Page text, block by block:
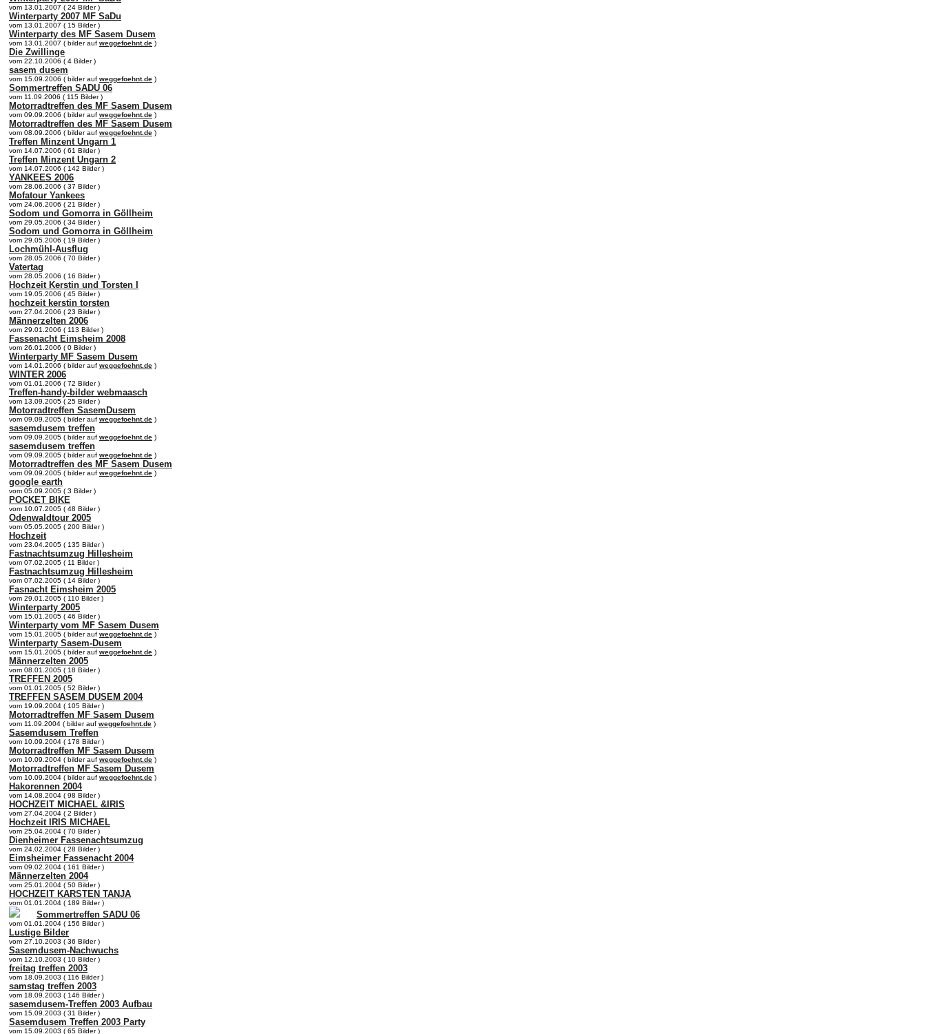
vom 13.01.2007 ( 24 Bilder )
Winterparty 2007 MF SaDu
vom 13.01.2007 ( 15 Bilder )
Winterparty des MF Sasem Dusem
vom 13.01.2007 ( bilder auf weggefoehnt.de )
Die Zwillinge
vom 22.10.2006 ( 4 Bilder )
sasem dusem
vom 15.09.2006 ( bilder auf weggefoehnt.de )
Sommertreffen SADU 06
vom 11.09.2006 ( 115 Bilder )
Motorradtreffen des MF Sasem Dusem
vom 09.09.2006 ( bilder auf weggefoehnt.de )
Motorradtreffen des MF Sasem Dusem
vom 08.09.2006 ( bilder auf weggefoehnt.de )
Treffen Minzent Ungarn 1
vom 14.07.2006 ( 61 Bilder )
Treffen Minzent Ungarn 2
vom 14.07.2006 ( 142 Bilder )
YANKEES 2006
vom 28.06.2006 ( 37 Bilder )
Mofatour Yankees
vom 24.06.2006 ( 21 Bilder )
Sodom und Gomorra in Göllheim
vom 29.05.2006 ( 34 Bilder )
Sodom und Gomorra in Göllheim
vom 29.05.2006 ( 19 Bilder )
Lochmühl-Ausflug
vom 28.05.2006 ( 70 Bilder )
Vatertag
vom 28.05.2006 ( 16 Bilder )
Hochzeit Kerstin und Torsten I
vom 19.05.2006 ( 45 Bilder )
hochzeit kerstin torsten
vom 27.04.2006 ( 23 Bilder )
Männerzelten 2006
vom 29.01.2006 ( 113 Bilder )
Fassenacht Eimsheim 2008
vom 26.01.2006 ( 0 Bilder )
Winterparty MF Sasem Dusem
vom 14.01.2006 ( bilder auf weggefoehnt.de )
WINTER 2006
vom 01.01.2006 ( 72 Bilder )
Treffen-handy-bilder webmaasch
vom 13.09.2005 ( 25 Bilder )
Motorradtreffen SasemDusem
vom 09.09.2005 ( bilder auf weggefoehnt.de )
sasemdusem treffen
vom 09.09.2005 ( bilder auf weggefoehnt.de )
sasemdusem treffen
vom 09.09.2005 ( bilder auf weggefoehnt.de )
Motorradtreffen des MF Sasem Dusem
vom 09.09.2005 ( bilder auf weggefoehnt.de )
google earth
vom 05.09.2005 ( 3 Bilder )
POCKET BIKE
vom 10.07.2005 ( 48 Bilder )
Odenwaldtour 2005
vom 05.05.2005 ( 200 Bilder )
Hochzeit
vom 23.04.2005 ( 135 Bilder )
Fastnachtsumzug Hillesheim
vom 07.02.2005 ( 11 Bilder )
Fastnachtsumzug Hillesheim
vom 07.02.2005 ( 14 Bilder )
Fasnacht Eimsheim 2005
vom 29.01.2005 ( 110 Bilder )
Winterparty 2005
vom 15.01.2005 ( 46 Bilder )
Winterparty vom MF Sasem Dusem
vom 15.01.2005 ( bilder auf weggefoehnt.de )
Winterparty Sasem-Dusem
vom 15.01.2005 ( bilder auf weggefoehnt.de )
Männerzelten 2005
vom 08.01.2005 ( 18 Bilder )
TREFFEN 2005
vom 01.01.2005 ( 52 Bilder )
TREFFEN SASEM DUSEM 2004
vom 19.09.2004 ( 105 Bilder )
Motorradtreffen MF Sasem Dusem
vom 11.09.2004 ( bilder auf weggefoehnt.de )
Sasemdusem Treffen
vom 10.09.2004 ( 178 Bilder )
Motorradtreffen MF Sasem Dusem
vom 10.09.2004 ( bilder auf weggefoehnt.de )
Motorradtreffen MF Sasem Dusem
vom 10.09.2004 ( bilder auf weggefoehnt.de )
Hakorennen 2004
vom 14.08.2004 ( 98 Bilder )
HOCHZEIT MICHAEL &IRIS
vom 27.04.2004 ( 2 Bilder )
Hochzeit IRIS MICHAEL
vom 25.04.2004 ( 70 Bilder )
Dienheimer Fassenachtsumzug
vom 24.02.2004 ( 28 Bilder )
Eimsheimer Fassenacht 2004
vom 09.02.2004 ( 161 Bilder )
Männerzelten 2004
vom 25.01.2004 ( 50 Bilder )
HOCHZEIT KARSTEN TANJA
vom 01.01.2004 ( 189 Bilder )
Sommertreffen SADU 06
vom 01.01.2004 ( 156 Bilder )
Lustige Bilder
vom 27.10.2003 ( 36 Bilder )
Sasemdusem-Nachwuchs
vom 12.10.2003 ( 10 Bilder )
freitag treffen 2003
vom 18.09.2003 ( 116 Bilder )
samstag treffen 2003
vom 18.09.2003 ( 146 Bilder )
sasemdusem-Treffen 2003 Aufbau
vom 15.09.2003 ( 31 Bilder )
Sasemdusem Treffen 2003 Party
vom 15.09.2003 ( 65 Bilder )